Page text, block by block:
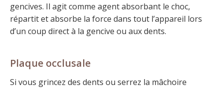
gencives. Il agit comme agent absorbant le choc,
répartit et absorbe la force dans tout l’appareil lors
d’un coup direct à la gencive ou aux dents.
Plaque occlusale
Si vous grincez des dents ou serrez la mâchoire